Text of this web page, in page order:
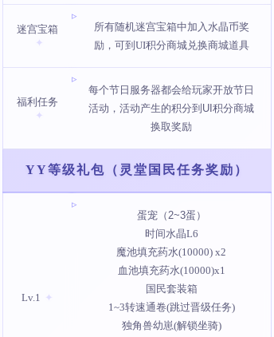
迷宫宝箱
所有随机迷宫宝箱中加入水晶币奖
励，可到UI积分商城兑换商城道具
福利任务
每个节日服务器都会给玩家开放节日
活动，活动产生的积分到 UI积分商城
换取奖励
YY等级礼包（灵堂国民任务奖励）
Lv.1
蛋宠（2~3蛋）
时间水晶L6
魔池填充药水(10000) x2
血池填充药水(10000)x1
国民套装箱
1~3转速通卷(跳过晋级任务)
独角兽幼崽(解锁坐骑)